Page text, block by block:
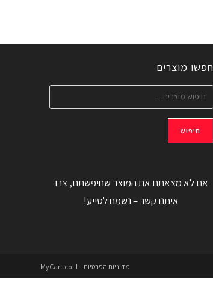
חפשו מוצרים
חיפוש
אם לא מצאתם את המוצר שחיפשתם, צרו
איתנו קשר – נשמח לסייע!
מדיניות הפרטיות – MyCart.co.il